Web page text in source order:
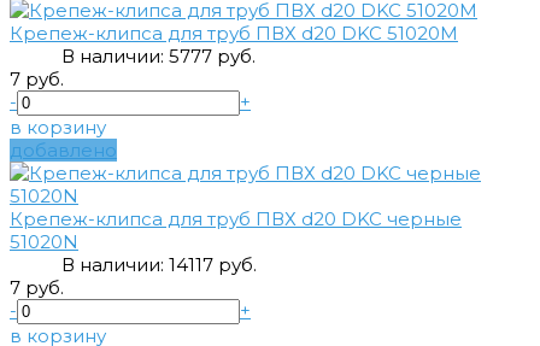
Крепеж-клипса для труб ПВХ d20 DKC 51020M
В наличии:5777 руб.
7 руб.
-
+
в корзину
добавлено
Крепеж-клипса для труб ПВХ d20 DKC черные
51020N
В наличии:14117 руб.
7 руб.
-
+
в корзину